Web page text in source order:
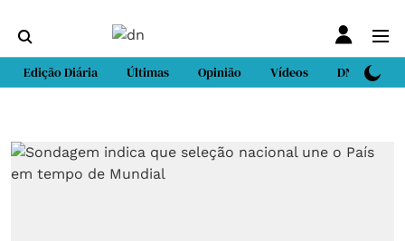
Edição Diária Últimas Opinião Vídeos DN Sport